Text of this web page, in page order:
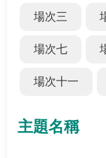
場次三
場次七
場次十一
主題名稱